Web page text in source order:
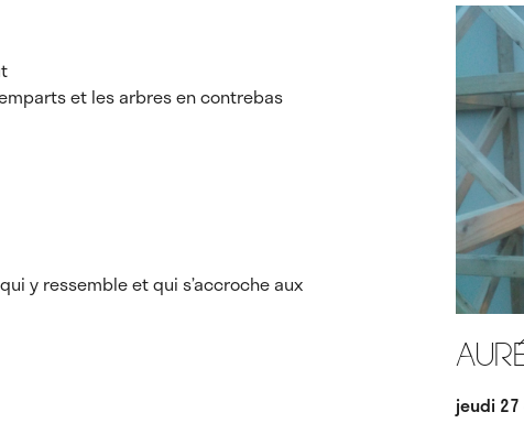
et les arbres en contrebas
y ressemble et qui s’accroche aux
jeudi